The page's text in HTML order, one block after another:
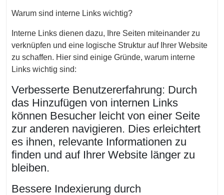
Warum sind interne Links wichtig?
Interne Links dienen dazu, Ihre Seiten miteinander zu
verknüpfen und eine logische Struktur auf Ihrer Website
zu schaffen. Hier sind einige Gründe, warum interne
Links wichtig sind:
Verbesserte Benutzererfahrung: Durch
das Hinzufügen von internen Links
können Besucher leicht von einer Seite
zur anderen navigieren. Dies erleichtert
es ihnen, relevante Informationen zu
finden und auf Ihrer Website länger zu
bleiben.
Bessere Indexierung durch